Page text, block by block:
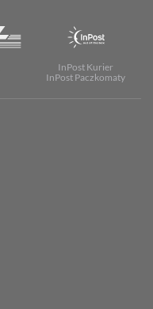
InPost Kurier
InPost Paczkomaty